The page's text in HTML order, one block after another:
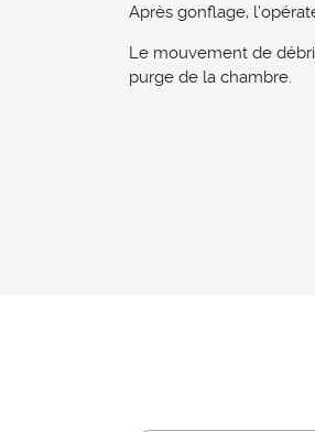
Après gonflage,
Le mouvement de
purge de la chambre.